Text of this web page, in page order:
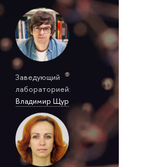
Заведующий
лабораторией:
Владимир Щур